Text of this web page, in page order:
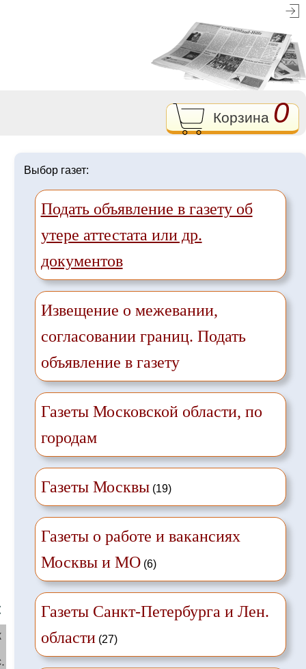
Корзина 0
Выбор газет:
Подать объявление в газету об
утере аттестата или др.
документов
Извещение о межевании,
согласовании границ. Подать
объявление в газету
Газеты Московской области, по
городам
Газеты Москвы(19)
Газеты о работе и вакансиях
Москвы и МО(6)
Газеты Санкт-Петербурга и Лен.
области(27)